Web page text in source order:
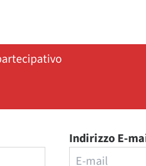
Indirizzo E-